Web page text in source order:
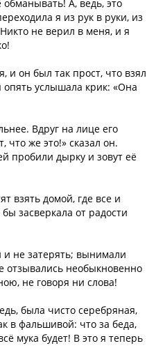
А, ведь, это
я из рук в руки, из
не верил в меня, и я
и он был так прост, что взял
опять услышала крик: «Она
Вдруг на лице его
же это!» сказал он.
пробили дырку и зовут её
взять домой, где все и
засверкала от радости
не затерять; вынимали
отзывались необыкновенно
не говоря ни слова!
была чисто серебряная,
в фальшивой: что за беда,
мука будет! В это я теперь